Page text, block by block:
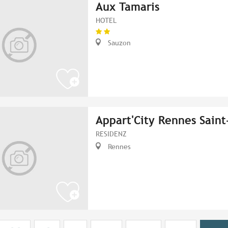
Aux Tamaris
HOTEL
Sauzon
Appart'City Rennes
RESIDENZ
Rennes